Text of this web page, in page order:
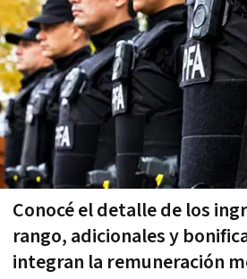
Conocé el detalle de los
rango, adicionales y
integran la remuneración